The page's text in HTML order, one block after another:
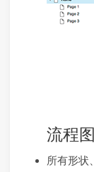
流程图
所有形状